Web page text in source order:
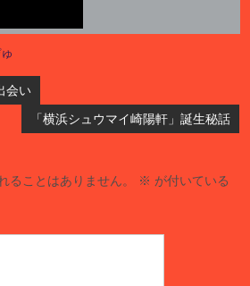
会い
「横浜シュウマイ崎陽軒」誕生秘話
ることはありません。 ※ が付いている